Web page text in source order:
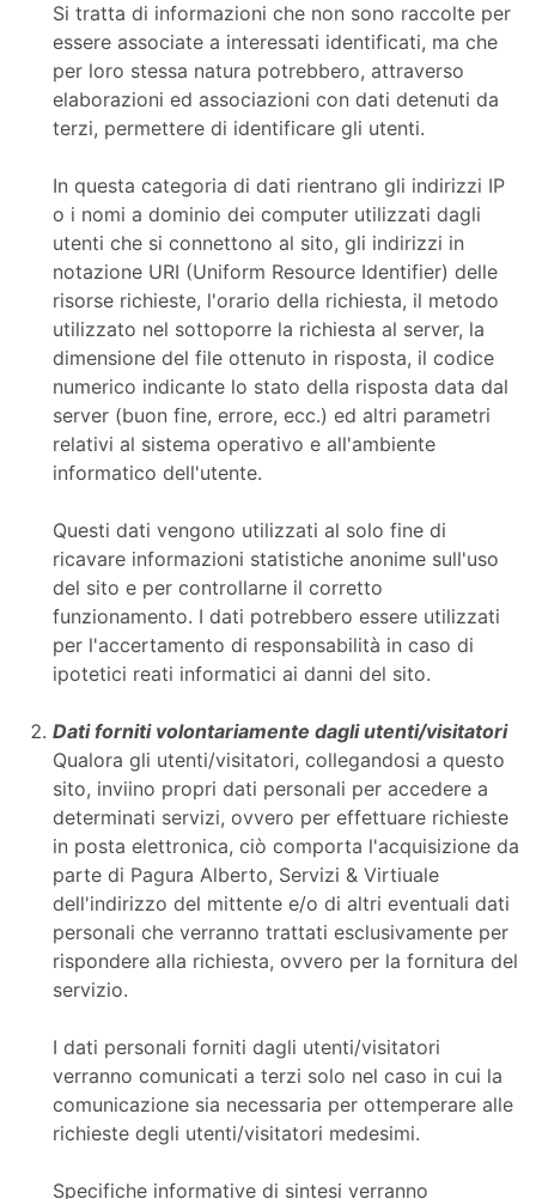
Si tratta di informazioni che non sono raccolte per
essere associate a interessati identificati, ma che
per loro stessa natura potrebbero, attraverso
elaborazioni ed associazioni con dati detenuti da
terzi, permettere di identificare gli utenti.
In questa categoria di dati rientrano gli indirizzi IP
o i nomi a dominio dei computer utilizzati dagli
utenti che si connettono al sito, gli indirizzi in
notazione URI (Uniform Resource Identifier) delle
risorse richieste, l'orario della richiesta, il metodo
utilizzato nel sottoporre la richiesta al server, la
dimensione del file ottenuto in risposta, il codice
numerico indicante lo stato della risposta data dal
server (buon fine, errore, ecc.) ed altri parametri
relativi al sistema operativo e all'ambiente
informatico dell'utente.
Questi dati vengono utilizzati al solo fine di
ricavare informazioni statistiche anonime sull'uso
del sito e per controllarne il corretto
funzionamento. I dati potrebbero essere utilizzati
per l'accertamento di responsabilità in caso di
ipotetici reati informatici ai danni del sito.
Dati forniti volontariamente dagli utenti/visitatori
Qualora gli utenti/visitatori, collegandosi a questo
sito, inviino propri dati personali per accedere a
determinati servizi, ovvero per effettuare richieste
in posta elettronica, ciò comporta l'acquisizione da
parte di Pagura Alberto, Servizi & Virtiuale
dell'indirizzo del mittente e/o di altri eventuali dati
personali che verranno trattati esclusivamente per
rispondere alla richiesta, ovvero per la fornitura del
servizio.
I dati personali forniti dagli utenti/visitatori
verranno comunicati a terzi solo nel caso in cui la
comunicazione sia necessaria per ottemperare alle
richieste degli utenti/visitatori medesimi.
Specifiche informative di sintesi verranno